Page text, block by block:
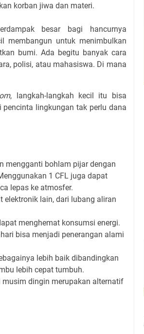
korban jiwa dan materi.
besar bagi hancurnya
membangun untuk menimbulkan
bumi. Ada begitu banyak cara
polisi, atau mahasiswa. Di mana
, langkah-langkah kecil itu bisa
lingkungan tak perlu dana
mengganti bohlam pijar dengan
1 CFL juga dapat
lepas ke atmosfer.
elektronik lain, dari lubang aliran
menghemat konsumsi energi.
bisa menjadi penerangan alami
lebih baik dibandingkan
lebih cepat tumbuh.
musim dingin merupakan alternatif